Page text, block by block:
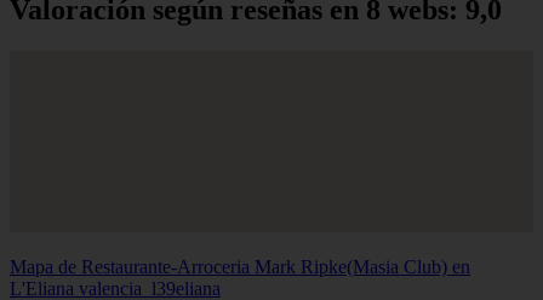
Valoración según reseñas en 8 webs: 9,0
Mapa de Restaurante-Arroceria Mark Ripke(Masia Club) en
L'Eliana valencia_l39eliana